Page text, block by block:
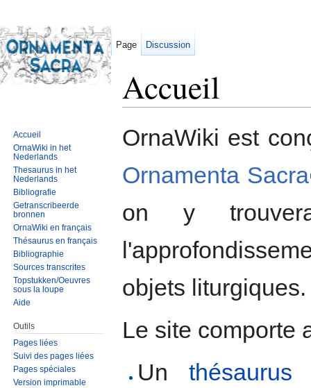
Accueil
OrnaWiki est
Ornamenta Sacra
on y
objets liturgiques.
Le site comporte
Un thésaurus
Page Discussion
Accueil
OrnaWiki in het
Nederlands
Thesaurus in het
Nederlands
Bibliografie
Getranscribeerde
bronnen
OrnaWiki en français
Thésaurus en français
Bibliographie
Sources transcrites
Topstukken/Oeuvres
sous la loupe
Aide
Outils
Pages liées
Suivi des pages liées
Pages spéciales
Version imprimable